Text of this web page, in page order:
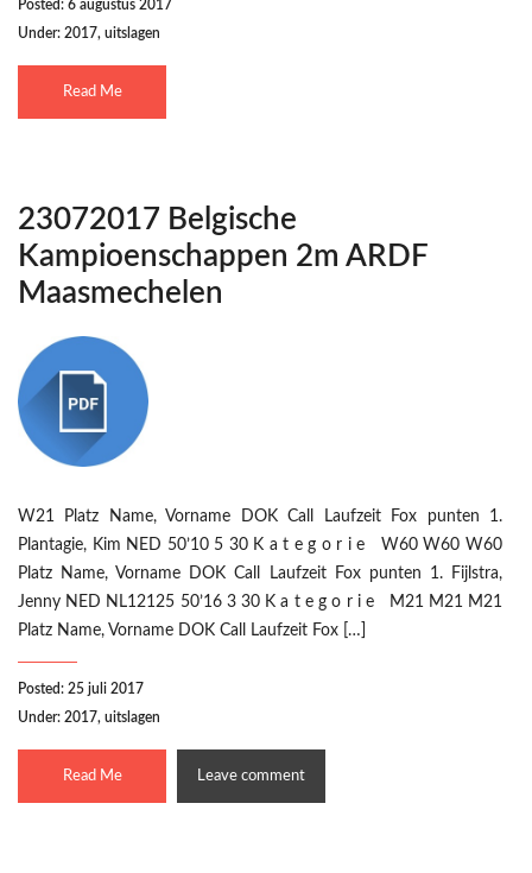
Posted: 6 augustus 2017
Under: 2017, uitslagen
Read Me
23072017 Belgische
Kampioenschappen 2m ARDF
Maasmechelen
W21 Platz Name, Vorname DOK Call Laufzeit Fox punten 1.
Plantagie, Kim NED 50’10 5 30 K a t e g o r i e W60 W60 W60
Platz Name, Vorname DOK Call Laufzeit Fox punten 1. Fijlstra,
Jenny NED NL12125 50’16 3 30 K a t e g o r i e M21 M21 M21
Platz Name, Vorname DOK Call Laufzeit Fox […]
Posted: 25 juli 2017
Under: 2017, uitslagen
Read Me Leave comment